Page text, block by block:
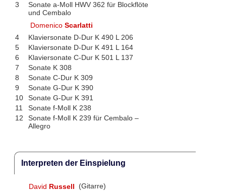
3
Sonate a-Moll HWV 362 für Blockflöte
und Cembalo
DomenicoScarlatti
4
Klaviersonate D-Dur K 490 L 206
5
Klaviersonate D-Dur K 491 L 164
6
Klaviersonate C-Dur K 501 L 137
7
Sonate K 308
8
Sonate C-Dur K 309
9
Sonate G-Dur K 390
10
Sonate G-Dur K 391
11
Sonate f-Moll K 238
12
Sonate f-Moll K 239 für Cembalo –
Allegro
Interpreten der Einspielung
David Russell (Gitarre)